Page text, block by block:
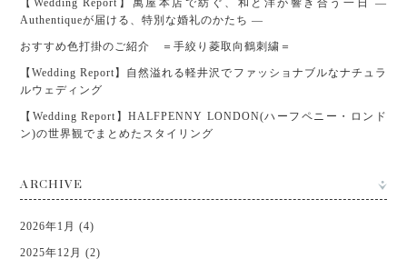
【Wedding Report】萬屋本店で紡ぐ、和と洋が響き合う一日 ―
Authentiqueが届ける、特別な婚礼のかたち ―
おすすめ色打掛のご紹介 ＝手絞り菱取向鶴刺繍＝
【Wedding Report】自然溢れる軽井沢でファッショナブルなナチュラ
ルウェディング
【Wedding Report】HALFPENNY LONDON(ハーフペニー・ロンド
ン)の世界観でまとめたスタイリング
ARCHIVE
2026年1月 (4)
2025年12月 (2)